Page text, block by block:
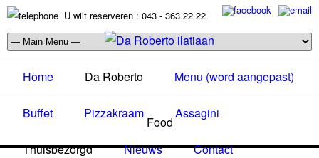
U wilt reserveren : 043 - 363 22 22
Home Da Roberto Menu (word aangepast)
Buffet Pizzakraam Assagini
Thuisbezorgd Nieuws Contact
Food